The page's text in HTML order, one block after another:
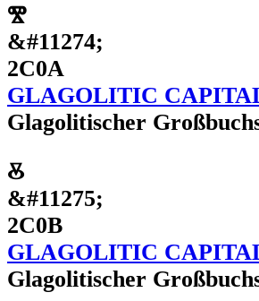
Ⰺ
&#11274;
2C0A
GLAGOLITIC
Glagolitischer
Ⰻ
&#11275;
2C0B
GLAGOLITIC
Glagolitischer